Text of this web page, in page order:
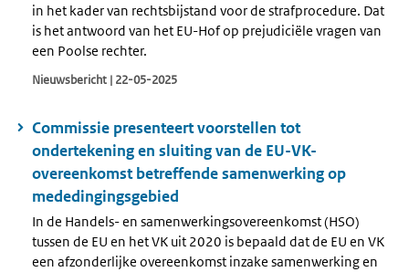
in het kader van rechtsbijstand voor de strafprocedure. Dat
is het antwoord van het EU-Hof op prejudiciële vragen van
een Poolse rechter.
Nieuwsbericht | 22-05-2025
Commissie presenteert voorstellen tot
ondertekening en sluiting van de EU-VK-
overeenkomst betreffende samenwerking op
mededingingsgebied
In de Handels- en samenwerkingsovereenkomst (HSO)
tussen de EU en het VK uit 2020 is bepaald dat de EU en VK
een afzonderlijke overeenkomst inzake samenwerking en